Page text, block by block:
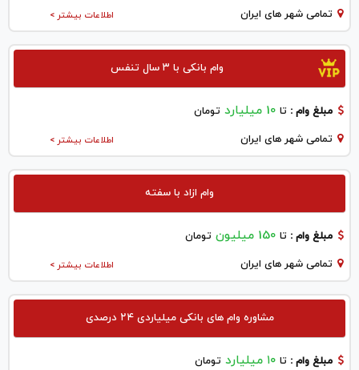
اطلاعات بیشتر > تمامی شهر های ایران
وام بانکی با ۳ سال تنفس
مبلغ وام : تا 10 میلیارد تومان
اطلاعات بیشتر > تمامی شهر های ایران
وام ازاد با سفته
مبلغ وام : تا 150 میلیون تومان
اطلاعات بیشتر > تمامی شهر های ایران
مشاوره وام های بانکی میلیاردی ۲۴ درصدی
مبلغ وام : تا ۱۰ میلیارد تومان